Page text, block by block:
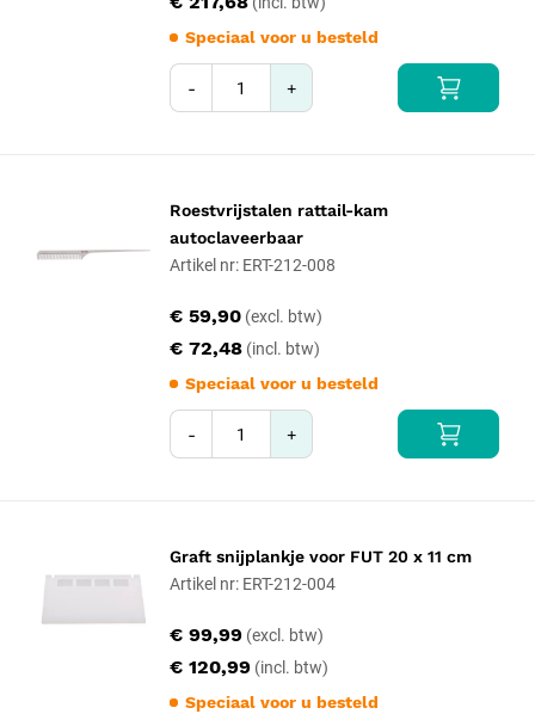
Speciaal voor u besteld
- +
Roestvrijstalen rattail-kam
autoclaveerbaar
Artikel nr: ERT-212-008
€ 72,48
€ 59,90
Speciaal voor u besteld
- +
Graft snijplankje voor FUT 20 x 11 cm
Artikel nr: ERT-212-004
€ 120,99
€ 99,99
Speciaal voor u besteld